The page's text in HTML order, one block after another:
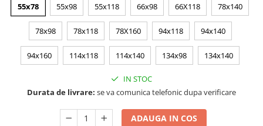
55x78 55x98 55x118 66x98 66X118 78x140
78x98 78x118 78X160 94x118 94x140
94x160 114x118 114x140 134x98 134x140
IN STOC
Durata de livrare: se va comunica telefonic dupa verificare
ADAUGA IN COS